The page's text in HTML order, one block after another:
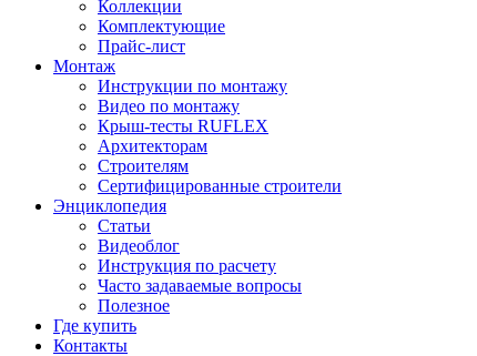
Коллекции
Комплектующие
Прайс-лист
Монтаж
Инструкции по монтажу
Видео по монтажу
Крыш-тесты RUFLEX
Архитекторам
Строителям
Сертифицированные строители
Энциклопедия
Статьи
Видеоблог
Инструкция по расчету
Часто задаваемые вопросы
Полезное
Где купить
Контакты